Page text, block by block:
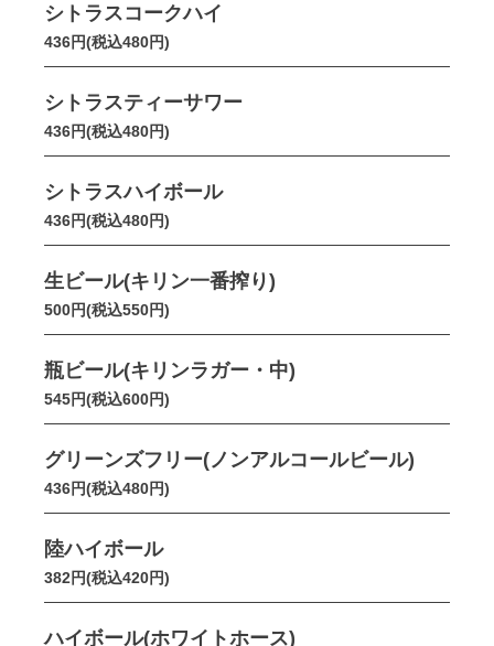
シトラスコークハイ
436円(税込480円)
シトラスティーサワー
436円(税込480円)
シトラスハイボール
436円(税込480円)
生ビール(キリン一番搾り)
500円(税込550円)
瓶ビール(キリンラガー・中)
545円(税込600円)
グリーンズフリー(ノンアルコールビール)
436円(税込480円)
陸ハイボール
382円(税込420円)
ハイボール(ホワイトホース)